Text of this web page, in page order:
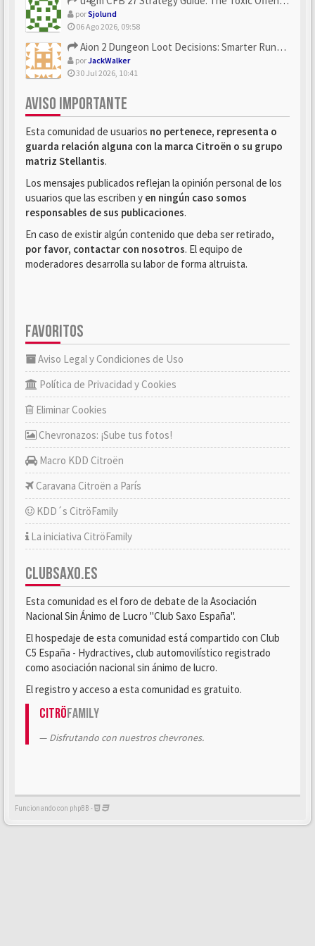
porSjolund
06 Ago 2026, 09:58
Aion 2 Dungeon Loot Decisions: Smarter Runs With U4N
porJackWalker
30 Jul 2026, 10:41
AVISO IMPORTANTE
Esta comunidad de usuarios no pertenece, representa o
guarda relación alguna con la marca Citroën o su grupo
matriz Stellantis.
Los mensajes publicados reflejan la opinión personal de los
usuarios que las escriben y en ningún caso somos
responsables de sus publicaciones.
En caso de existir algún contenido que deba ser retirado,
por favor, contactar con nosotros. El equipo de
moderadores desarrolla su labor de forma altruista.
FAVORITOS
Aviso Legal y Condiciones de Uso
Política de Privacidad y Cookies
Eliminar Cookies
Chevronazos: ¡Sube tus fotos!
Macro KDD Citroën
Caravana Citroën a París
KDD´s CitröFamily
La iniciativa CitröFamily
CLUBSAXO.ES
Esta comunidad es el foro de debate de la Asociación
Nacional Sin Ánimo de Lucro "Club Saxo España".
El hospedaje de esta comunidad está compartido con Club
C5 España - Hydractives, club automovilístico registrado
como asociación nacional sin ánimo de lucro.
El registro y acceso a esta comunidad es gratuito.
CitröFamily
Disfrutando con nuestros chevrones.
Funcionando con phpBB -